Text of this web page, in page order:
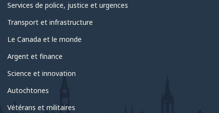
Services de police, justice et urgences
Transport et infrastructure
Le Canada et le monde
Argent et finance
Science et innovation
Autochtones
Vétérans et militaires